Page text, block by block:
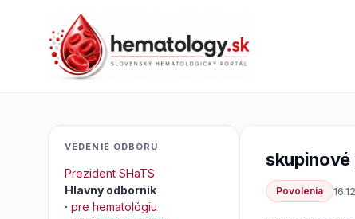
skupinové
Povolenia
VEDENIE ODBORU
Prezident SHaTS
Hlavný odborník
· pre hematológiu